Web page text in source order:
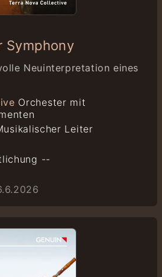
Symphony
Neuinterpretation eines
Orchester mit
Leiter
--